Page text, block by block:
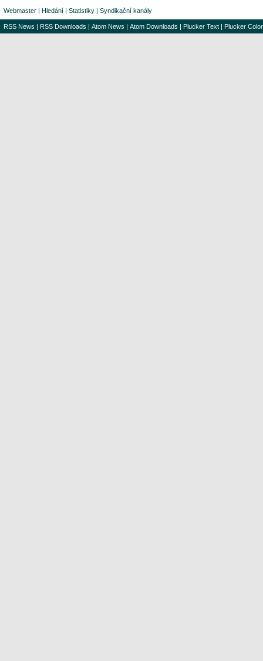
Webmaster | Hledání | Statistiky | Syndikační kanály
RSS News | RSS Downloads | Atom News | Atom Downloads | Plucker Text | Plucker Color